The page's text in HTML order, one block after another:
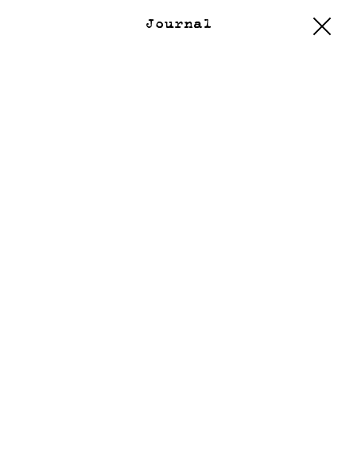
Journal